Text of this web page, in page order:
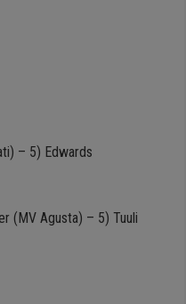
– 5) Edwards
(MV Agusta) – 5) Tuuli